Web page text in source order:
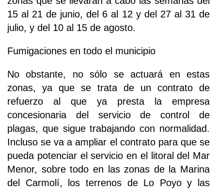
15 al 21 de junio, del 6 al 12 y del 27 al 31 de
julio, y del 10 al 15 de agosto.
Fumigaciones en todo el municipio
No obstante, no sólo se actuará en estas
zonas, ya que se trata de un contrato de
refuerzo al que ya presta la empresa
concesionaria del servicio de control de
plagas, que sigue trabajando con normalidad.
Incluso se va a ampliar el contrato para que se
pueda potenciar el servicio en el litoral del Mar
Menor, sobre todo en las zonas de la Marina
del Carmolí, los terrenos de Lo Poyo y las